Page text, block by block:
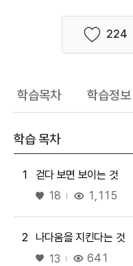
좋아요
224
학습목차 학습정보
학습 목차
1
걷다 보면 보이는 것
좋아요
18 1,115
2
나다움을 지킨다는 것
좋아요
13 641